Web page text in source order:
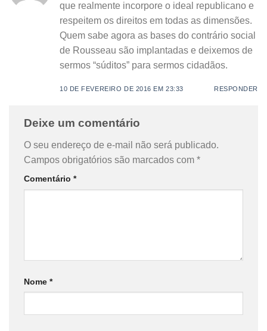
que realmente incorpore o ideal republicano e
respeitem os direitos em todas as dimensões.
Quem sabe agora as bases do contrário social
de Rousseau são implantadas e deixemos de
sermos “súditos” para sermos cidadãos.
10 DE FEVEREIRO DE 2016 EM 23:33 RESPONDER
Deixe um comentário
O seu endereço de e-mail não será publicado.
Campos obrigatórios são marcados com *
Comentário *
Nome *